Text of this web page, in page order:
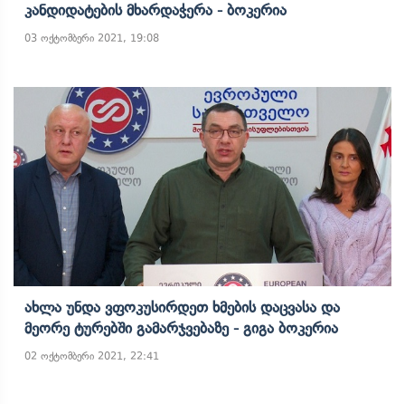
Კანდიდატების Მხარდაჭერა - Ბოკერია
03 ოქტომბერი 2021, 19:08
Ახლა Უნდა Ვფოკუსირდეთ Ხმების Დაცვასა Და
Მეორე Ტურებში Გამარჯვებაზე - Გიგა Ბოკერია
02 ოქტომბერი 2021, 22:41